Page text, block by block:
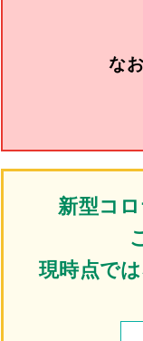
な
新型コ
現時点で